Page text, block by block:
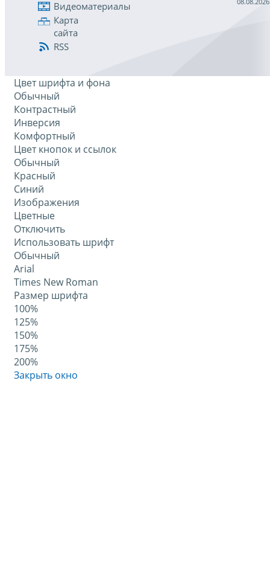
Видеоматериалы
Карта
сайта
RSS
Цвет шрифта и фона
Обычный
Контрастный
Инверсия
Комфортный
Цвет кнопок и ссылок
Обычный
Красный
Синий
Изображения
Цветные
Отключить
Использовать шрифт
Обычный
Arial
Times New Roman
Размер шрифта
100%
125%
150%
175%
200%
Закрыть окно